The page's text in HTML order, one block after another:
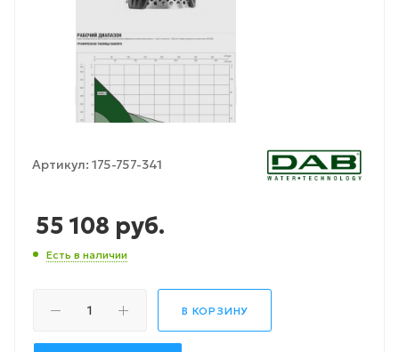
Артикул: 175-757-341
55 108 руб.
Есть в наличии
В КОРЗИНУ